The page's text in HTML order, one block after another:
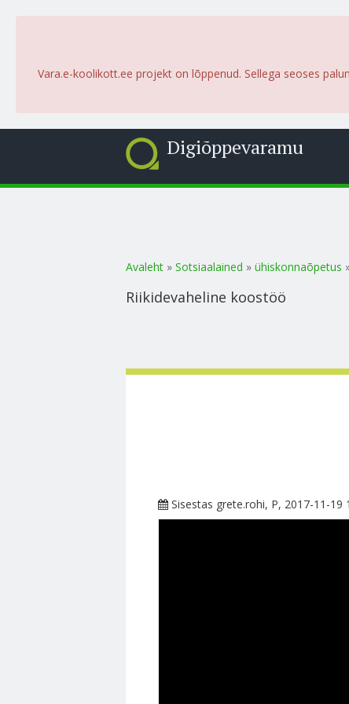
Vara.e-koolikott.ee projekt on lõppenud. Sellega seoses
Digiõppevaramu
Sa oled siin
Avaleht » Sotsiaalained » ühiskonnaõpetus
Riikidevaheline koostöö
Sisestas grete.rohi, P, 2017-11-19